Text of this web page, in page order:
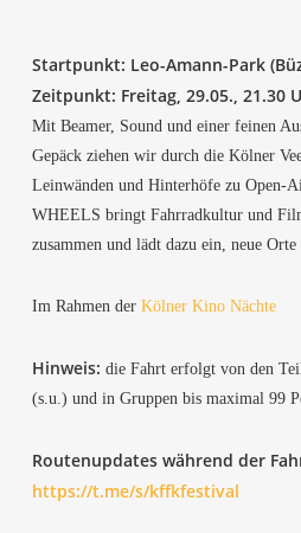
Start­punkt: Leo-Amann-Park
Zeit­punkt: Frei­tag, 29.05., 21.30
Mit Bea­mer, Sound und einer fei­nen
Gepäck zie­hen wir durch die Köl­ner
Lein­wän­den und Hin­ter­hö­fe zu Open-
WHEELS bringt Fahr­rad­kul­tur und
zusam­men und lädt dazu ein, neue
Im Rah­men der Köl­ner Kino Nächte
Hin­weis: die Fahrt erfolgt von den
(s.u.) und in Grup­pen bis maxi­mal 99
Rou­ten­up­dates wäh­rend der
https://t.me/s/kffkfestival